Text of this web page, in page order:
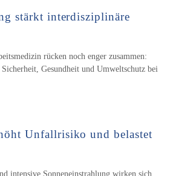
stärkt interdisziplinäre
rücken noch enger zusammen:
Gesundheit und Umweltschutz bei
Unfallrisiko und belastet
intensive Sonneneinstrahlung wirken sich